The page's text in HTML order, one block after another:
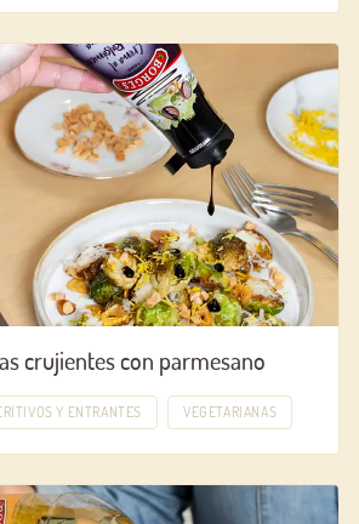
crujientes con parmesano
Y ENTRANTES VEGETARIANAS